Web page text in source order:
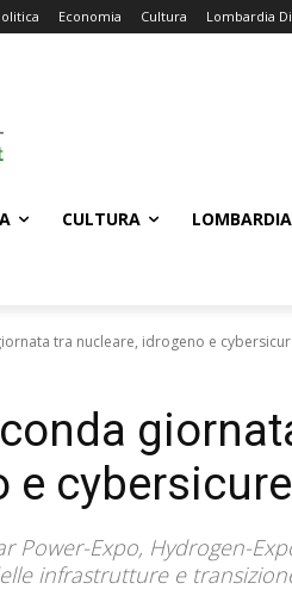
Economia Cultura Lombardia
CULTURA
tra nucleare, idrogeno e
e
Expo, Hydrogen-
infrastrutture e